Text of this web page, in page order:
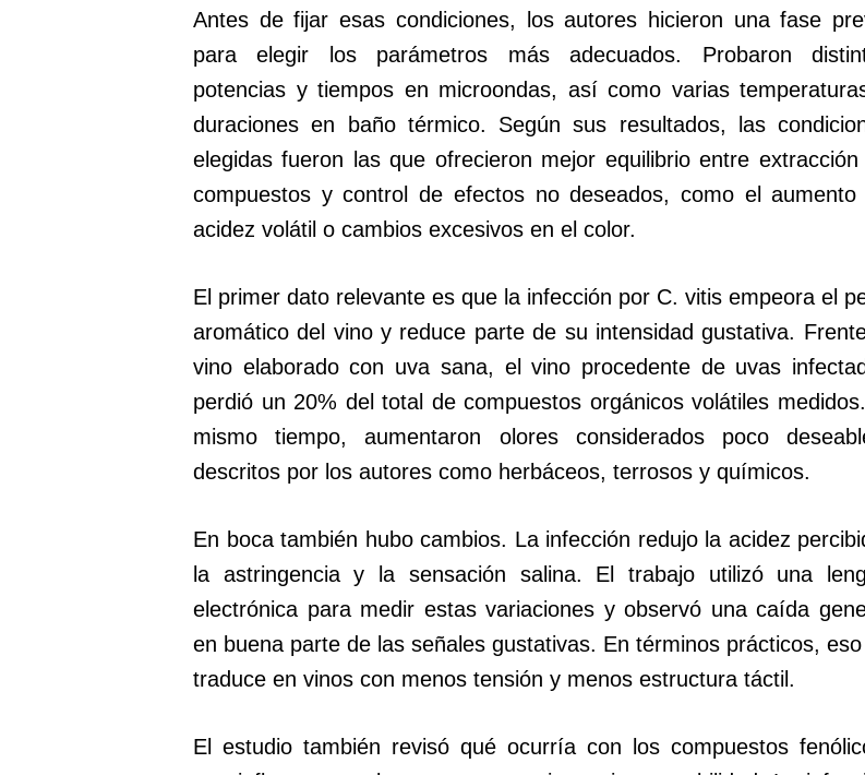
Antes de fijar esas condiciones, los autores hicieron una fase
para elegir los parámetros más adecuados. Probaron
potencias y tiempos en microondas, así como varias
duraciones en baño térmico. Según sus resultados, las
elegidas fueron las que ofrecieron mejor equilibrio entre extracción
compuestos y control de efectos no deseados, como el aumento
acidez volátil o cambios excesivos en el color.
El primer dato relevante es que la infección por C. vitis empeora el
aromático del vino y reduce parte de su intensidad gustativa.
vino elaborado con uva sana, el vino procedente de uvas
perdió un 20% del total de compuestos orgánicos volátiles
mismo tiempo, aumentaron olores considerados poco
descritos por los autores como herbáceos, terrosos y químicos.
En boca también hubo cambios. La infección redujo la acidez
la astringencia y la sensación salina. El trabajo utilizó una
electrónica para medir estas variaciones y observó una caída
en buena parte de las señales gustativas. En términos prácticos,
traduce en vinos con menos tensión y menos estructura táctil.
El estudio también revisó qué ocurría con los compuestos